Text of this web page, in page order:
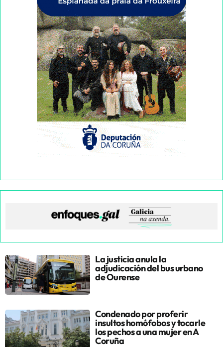
La justicia anula la
adjudicación del bus urbano
de Ourense
Condenado por proferir
insultos homófobos y tocarle
los pechos a una mujer en A
Coruña